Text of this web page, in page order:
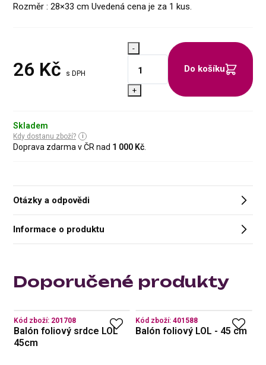
Rozměr : 28×33 cm Uvedená cena je za 1 kus.
26 Kč s DPH
-
+
Do košíku
Skladem
Kdy dostanu zboží?
Doprava zdarma v ČR nad 1 000 Kč
Otázky a odpovědi
Informace o produktu
Doporučené produkty
Kód zboží: 201708
Balón foliový srdce LOL
45cm
Kód zboží:401588
Balón foliový LOL - 45 cm